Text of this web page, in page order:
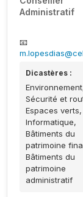
Administratif
📧
Dicastères :
Sécurité et
Espaces verts,
Informatique,
Bâtiments du
patrimoine
Bâtiments du
patrimoine
administratif